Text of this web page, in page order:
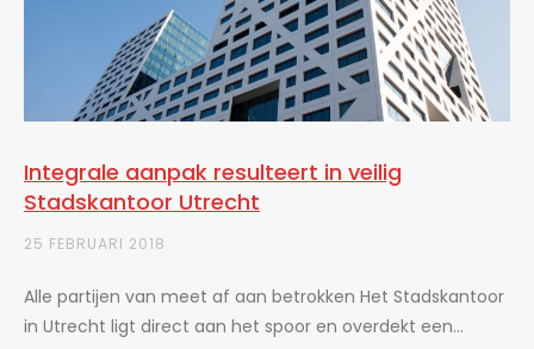
Integrale aanpak resulteert in veilig
Stadskantoor Utrecht
25 FEBRUARI 2018
Alle partijen van meet af aan betrokken Het Stadskantoor
in Utrecht ligt direct aan het spoor en overdekt een...